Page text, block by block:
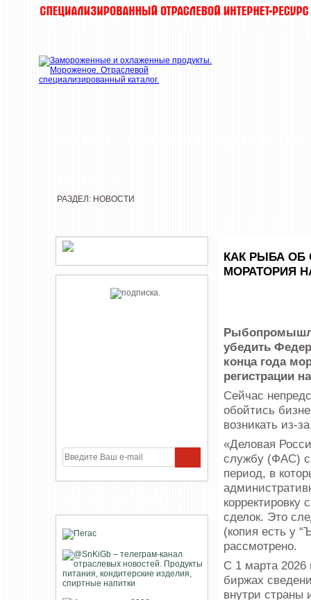
РАЗДЕЛ: НОВОСТИ
КАК РЫБА
МОРАТОРИЯ
убедить
конца года
регистрации
Сейчас
обойтись
возникать из-
«Деловая
службу (ФАС) с
период, в
корректировку
сделок. Это
(копия есть у
рассмотрено.
С 1 марта 2026
биржах
внутри страны